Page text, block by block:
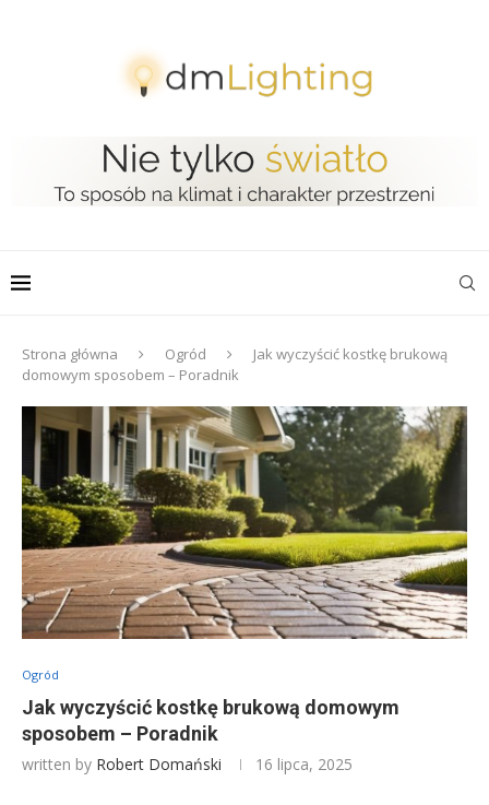
Strona główna Ogród
Jak wyczyścić kostkę brukową
domowym sposobem – Poradnik
Ogród
Jak wyczyścić kostkę brukową domowym
sposobem – Poradnik
written by Robert Domański 16 lipca, 2025